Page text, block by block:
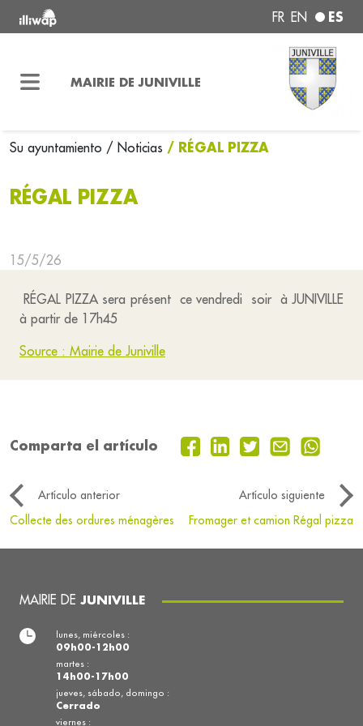
FR EN ES
MAIRIE DE JUNIVILLE
Su ayuntamiento / Noticias / RÉGAL PIZZA
RÉGAL PIZZA
15/5/26
RÉGAL PIZZA sera présent ce vendredi soir à JUNIVILLE
à partir de 17h45
Source : Mairie de Juniville
Comparta el artículo
Artículo anterior
Artículo siguiente
Collecte des ordures ménagères
Fromager et camion Régal pizza
MAIRIE DE JUNIVILLE
lunes, miércoles :
09h00-12h00
martes :
14h00-17h00
jueves, sábado, domingo :
Cerrado
viernes :